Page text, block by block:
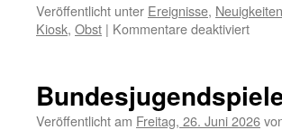
Veröffentlicht unter Ereignisse, Neuigkeiten
Kiosk, Obst | Kommentare deaktiviertfür
Obst!
Veröffentlicht am Freitag, 26. Juni 2026